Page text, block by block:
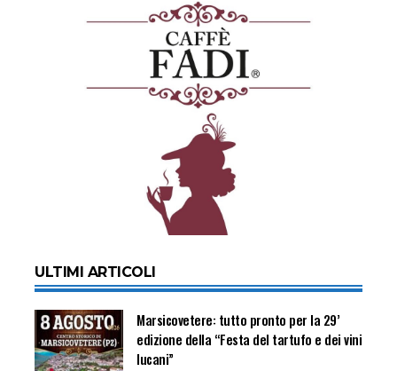
ULTIMI ARTICOLI
Marsicovetere: tutto pronto per la 29’
edizione della “Festa del tartufo e dei vini
lucani”